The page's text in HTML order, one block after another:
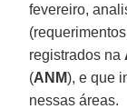
fevereiro,
registrados na
(ANM), e que
nessas áreas.